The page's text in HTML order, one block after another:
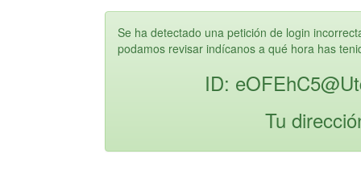
Se ha detectado una petición de login
podamos revisar indícanos a qué hora has
ID:
Tu